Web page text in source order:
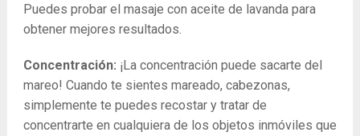
Puedes probar el masaje con aceite de lavanda para
obtener mejores resultados.
Concentración: ¡La concentración puede sacarte del
mareo! Cuando te sientes mareado, cabezonas,
simplemente te puedes recostar y tratar de
concentrarte en cualquiera de los objetos inmóviles que